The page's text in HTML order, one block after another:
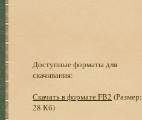
Доступные форматы для
скачивания:
Скачать в формате FB2 (Размер:
28 Кб)